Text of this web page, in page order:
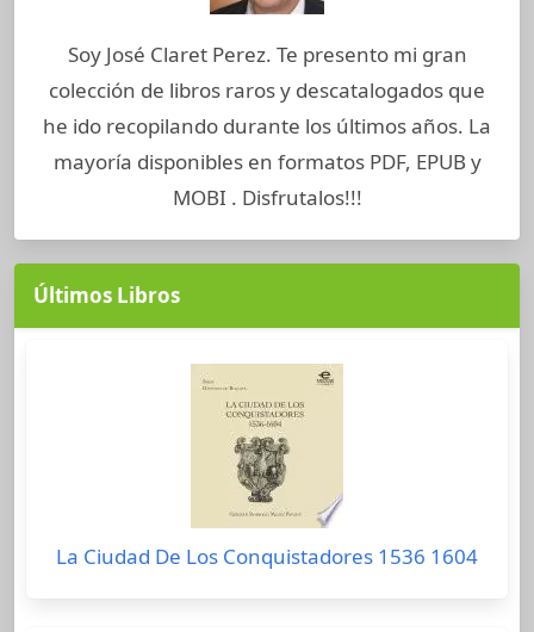
Soy José Claret Perez. Te presento mi gran
colección de libros raros y descatalogados que
he ido recopilando durante los últimos años. La
mayoría disponibles en formatos PDF, EPUB y
MOBI . Disfrutalos!!!
Últimos Libros
La Ciudad De Los Conquistadores 1536 1604